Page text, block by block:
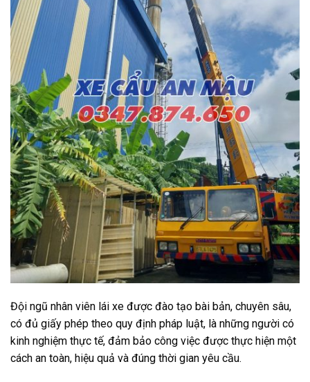
Đội ngũ nhân viên lái xe được đào tạo bài bản, chuyên sâu,
có đủ giấy phép theo quy định pháp luật, là những người có
kinh nghiệm thực tế, đảm bảo công việc được thực hiện một
cách an toàn, hiệu quả và đúng thời gian yêu cầu.